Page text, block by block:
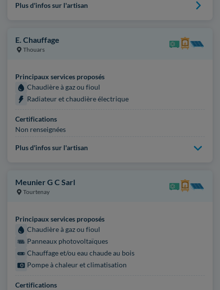
Plus d'infos sur l'artisan
E. Chauffage
Thouars
Principaux services proposés
Chaudière à gaz ou fioul
Radiateur et chaudière électrique
Certifications
Non renseignées
Plus d'infos sur l'artisan
Meunier G C Sarl
Tourtenay
Principaux services proposés
Chaudière à gaz ou fioul
Panneaux photovoltaïques
Chauffage et/ou eau chaude au bois
Pompe à chaleur et climatisation
Certifications